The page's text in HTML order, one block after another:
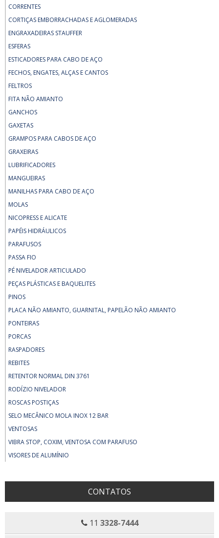
CORRENTES
CORTIÇAS EMBORRACHADAS E AGLOMERADAS
ENGRAXADEIRAS STAUFFER
ESFERAS
ESTICADORES PARA CABO DE AÇO
FECHOS, ENGATES, ALÇAS E CANTOS
FELTROS
FITA NÃO AMIANTO
GANCHOS
GAXETAS
GRAMPOS PARA CABOS DE AÇO
GRAXEIRAS
LUBRIFICADORES
MANGUEIRAS
MANILHAS PARA CABO DE AÇO
MOLAS
NICOPRESS E ALICATE
PAPÉIS HIDRÁULICOS
PARAFUSOS
PASSA FIO
PÉ NIVELADOR ARTICULADO
PEÇAS PLÁSTICAS E BAQUELITES
PINOS
PLACA NÃO AMIANTO, GUARNITAL, PAPELÃO NÃO AMIANTO
PONTEIRAS
PORCAS
RASPADORES
REBITES
RETENTOR NORMAL DIN 3761
RODÍZIO NIVELADOR
ROSCAS POSTIÇAS
SELO MECÂNICO MOLA INOX 12 BAR
VENTOSAS
VIBRA STOP, COXIM, VENTOSA COM PARAFUSO
VISORES DE ALUMÍNIO
CONTATOS
11 3328-7444